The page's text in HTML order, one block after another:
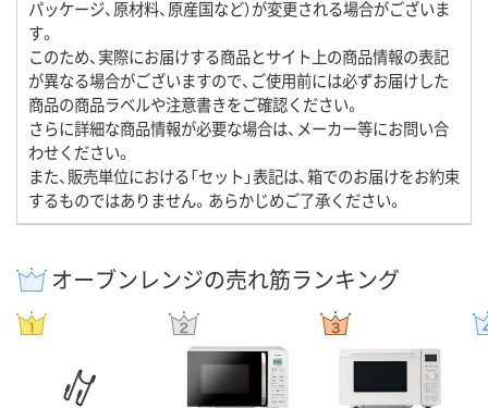
パッケージ、原材料、原産国など）が変更される場合がございま
す。
このため、実際にお届けする商品とサイト上の商品情報の表記
が異なる場合がございますので、ご使用前には必ずお届けした
商品の商品ラベルや注意書きをご確認ください。
さらに詳細な商品情報が必要な場合は、メーカー等にお問い合
わせください。
また、販売単位における「セット」表記は、箱でのお届けをお約束
するものではありません。あらかじめご了承ください。
オーブンレンジの売れ筋ランキング